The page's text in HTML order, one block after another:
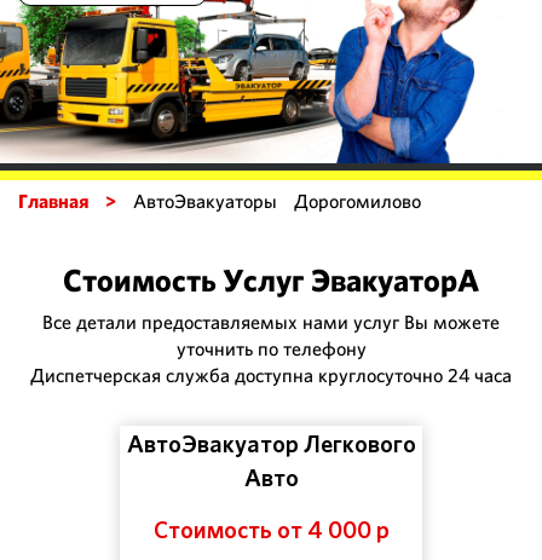
Главная > АвтоЭвакуаторы Дорогомилово
Стоимость Услуг ЭвакуаторА
Все детали предоставляемых нами услуг Вы можете
уточнить по телефону
Диспетчерская служба доступна круглосуточно 24 часа
АвтоЭвакуатор Легкового
Авто
Стоимость от 4 000 р